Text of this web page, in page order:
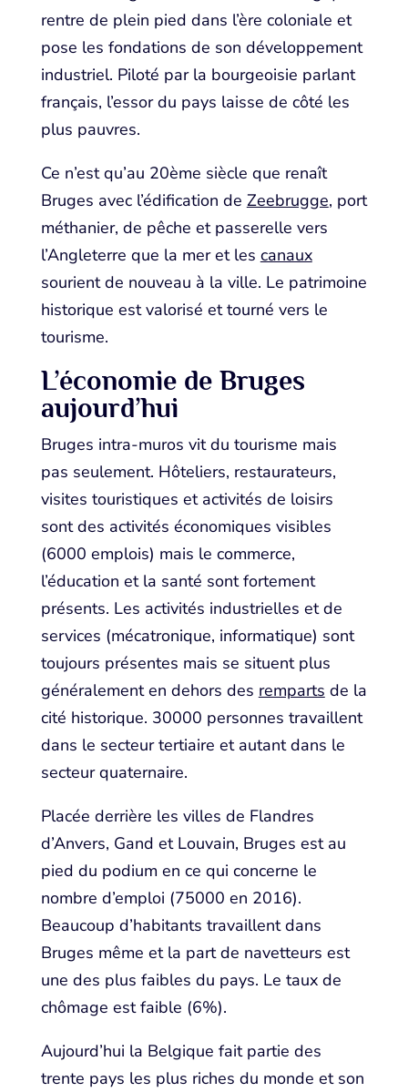
rentre de plein pied dans l’ère coloniale et
pose les fondations de son développement
industriel. Piloté par la bourgeoisie parlant
français, l’essor du pays laisse de côté les
plus pauvres.
Ce n’est qu’au 20ème siècle que renaît
Bruges avec l’édification de Zeebrugge, port
méthanier, de pêche et passerelle vers
l’Angleterre que la mer et les canaux
sourient de nouveau à la ville. Le patrimoine
historique est valorisé et tourné vers le
tourisme.
L’économie de Bruges
aujourd’hui
Bruges intra-muros vit du tourisme mais
pas seulement. Hôteliers, restaurateurs,
visites touristiques et activités de loisirs
sont des activités économiques visibles
(6000 emplois) mais le commerce,
l’éducation et la santé sont fortement
présents. Les activités industrielles et de
services (mécatronique, informatique) sont
toujours présentes mais se situent plus
généralement en dehors des remparts de la
cité historique. 30000 personnes travaillent
dans le secteur tertiaire et autant dans le
secteur quaternaire.
Placée derrière les villes de Flandres
d’Anvers, Gand et Louvain, Bruges est au
pied du podium en ce qui concerne le
nombre d’emploi (75000 en 2016).
Beaucoup d’habitants travaillent dans
Bruges même et la part de navetteurs est
une des plus faibles du pays. Le taux de
chômage est faible (6%).
Aujourd’hui la Belgique fait partie des
trente pays les plus riches du monde et son